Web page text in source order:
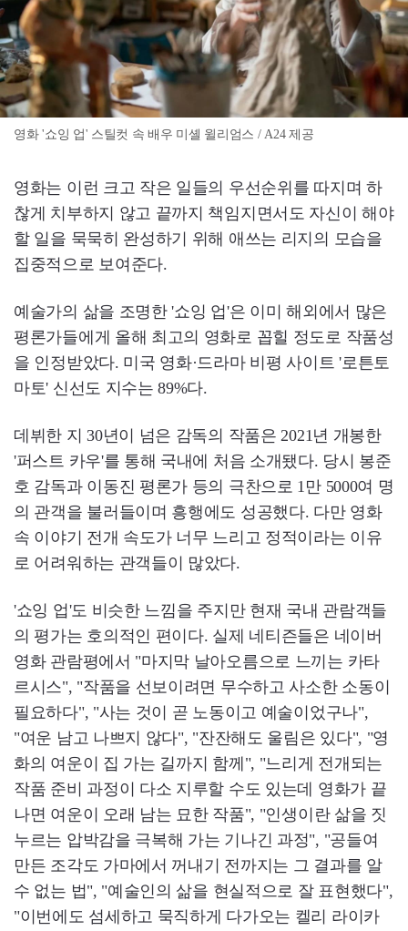
영화 '쇼잉 업' 스틸컷 속 배우 미셸 윌리엄스 / A24 제공
영화는 이런 크고 작은 일들의 우선순위를 따지며 하
찮게 치부하지 않고 끝까지 책임지면서도 자신이 해야
할 일을 묵묵히 완성하기 위해 애쓰는 리지의 모습을
집중적으로 보여준다.
예술가의 삶을 조명한 '쇼잉 업'은 이미 해외에서 많은
평론가들에게 올해 최고의 영화로 꼽힐 정도로 작품성
을 인정받았다. 미국 영화·드라마 비평 사이트 '로튼토
마토' 신선도 지수는 89%다.
데뷔한 지 30년이 넘은 감독의 작품은 2021년 개봉한
'퍼스트 카우'를 통해 국내에 처음 소개됐다. 당시 봉준
호 감독과 이동진 평론가 등의 극찬으로 1만 5000여 명
의 관객을 불러들이며 흥행에도 성공했다. 다만 영화
속 이야기 전개 속도가 너무 느리고 정적이라는 이유
로 어려워하는 관객들이 많았다.
'쇼잉 업'도 비슷한 느낌을 주지만 현재 국내 관람객들
의 평가는 호의적인 편이다. 실제 네티즌들은 네이버
영화 관람평에서 "마지막 날아오름으로 느끼는 카타
르시스", "작품을 선보이려면 무수하고 사소한 소동이
필요하다", "사는 것이 곧 노동이고 예술이었구나",
"여운 남고 나쁘지 않다", "잔잔해도 울림은 있다", "영
화의 여운이 집 가는 길까지 함께", "느리게 전개되는
작품 준비 과정이 다소 지루할 수도 있는데 영화가 끝
나면 여운이 오래 남는 묘한 작품", "인생이란 삶을 짓
누르는 압박감을 극복해 가는 기나긴 과정", "공들여
만든 조각도 가마에서 꺼내기 전까지는 그 결과를 알
수 없는 법", "예술인의 삶을 현실적으로 잘 표현했다",
"이번에도 섬세하고 묵직하게 다가오는 켈리 라이카